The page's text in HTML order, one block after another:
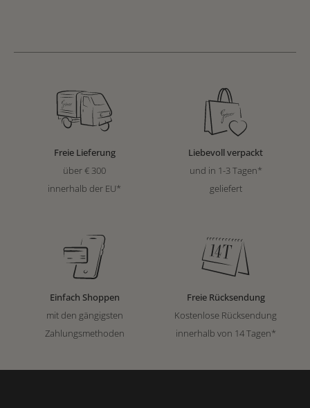
Freie Lieferung
über € 300
innerhalb der EU*
Liebevoll verpackt
und in 1-3 Tagen*
geliefert
Einfach Shoppen
mit den gängigsten
Zahlungsmethoden
Freie Rücksendung
Kostenlose Rücksendung
innerhalb von 14 Tagen*